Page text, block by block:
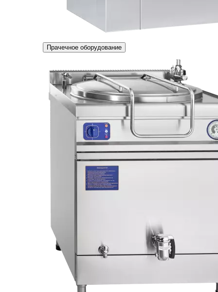
Прачечное оборудование